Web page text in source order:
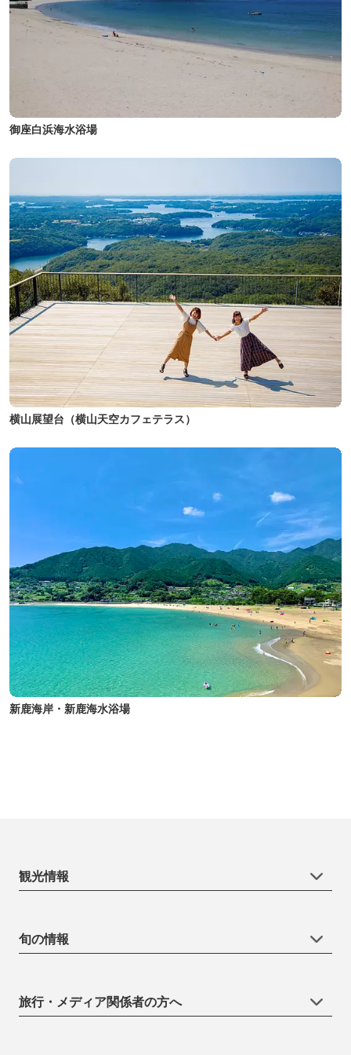
御座白浜海水浴場
横山展望台（横山天空カフェテラス）
新鹿海岸・新鹿海水浴場
観光情報
旬の情報
旅行・メディア関係者の方へ